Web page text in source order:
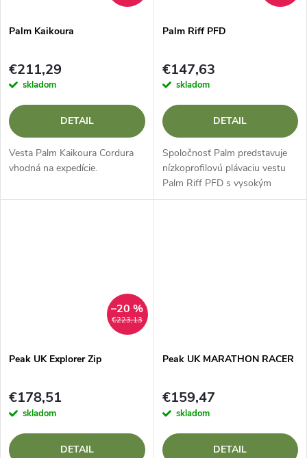
Palm Kaikoura
€211,29
skladom
DETAIL
Vesta Palm Kaikoura Cordura
vhodná na expedície.
Palm Riff PFD
€147,63
skladom
DETAIL
Spoločnosť Palm predstavuje
nízkoprofilovú plávaciu vestu
Palm Riff PFD s vysokým
vztlakom a bezpečným
€223,13
–20 %
Peak UK Explorer Zip
€178,51
skladom
DETAIL
Peak UK MARATHON RACER
€159,47
skladom
DETAIL